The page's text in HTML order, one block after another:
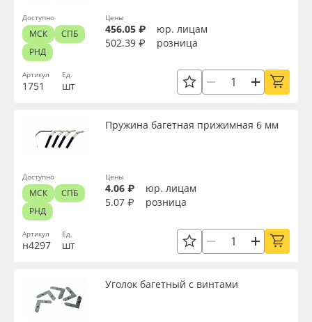
ПЭТ листовой
ПЭТ бэклит
Вспененный ПВХ
Производитель
Торговая марка
Серия
Назначение
Доступность
Применить
Артикул
1751
Ед.
шт
Цены
456.05 ₽
юр. лицам
502.39 ₽
розница
Доступно
МСК
СПБ
РНД
Артикул
н4297
Пружина багетная прижимная 6 мм
Ед.
шт
Цены
4.06 ₽
юр. лицам
5.07 ₽
розница
Доступно
МСК
СПБ
РНД
Уголок багетный с винтами